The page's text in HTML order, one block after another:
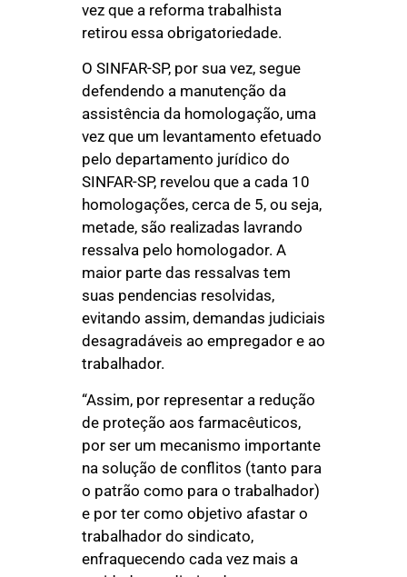
vez que a reforma trabalhista
retirou essa obrigatoriedade.
O SINFAR-SP, por sua vez, segue
defendendo a manutenção da
assistência da homologação, uma
vez que um levantamento efetuado
pelo departamento jurídico do
SINFAR-SP, revelou que a cada 10
homologações, cerca de 5, ou seja,
metade, são realizadas lavrando
ressalva pelo homologador. A
maior parte das ressalvas tem
suas pendencias resolvidas,
evitando assim, demandas judiciais
desagradáveis ao empregador e ao
trabalhador.
“Assim, por representar a redução
de proteção aos farmacêuticos,
por ser um mecanismo importante
na solução de conflitos (tanto para
o patrão como para o trabalhador)
e por ter como objetivo afastar o
trabalhador do sindicato,
enfraquecendo cada vez mais a